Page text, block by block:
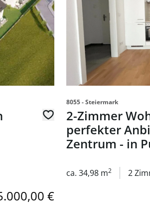
€
8055 - Steiermark
2-Zimmer
perfekter
Zentrum - in
ca. 34,98 m2 2